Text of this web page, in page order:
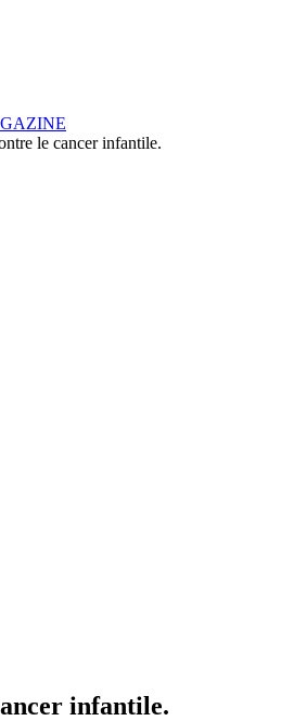
le cancer infantile.
infantile.